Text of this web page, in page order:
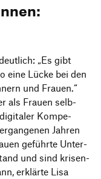
„Es gibt
eine Lücke bei den
und Frauen.“
als Frauen selb­
Kompe­
Jahren
geführte Unter­
und sind krisen­
erklärte Lisa